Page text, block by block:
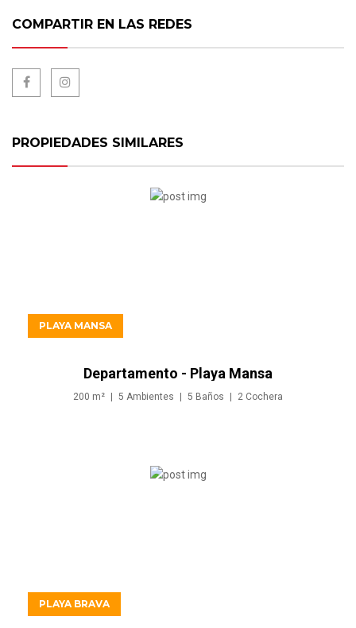
COMPARTIR EN LAS REDES
PROPIEDADES SIMILARES
PLAYA MANSA
Departamento - Playa Mansa
200 m² 5 Ambientes 5 Baños 2 Cochera
PLAYA BRAVA